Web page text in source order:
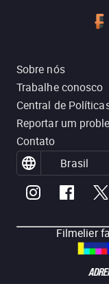
Sobre nós
Trabalhe conosco
Central de
Reportar um
Contato
Brasil
Filmelier